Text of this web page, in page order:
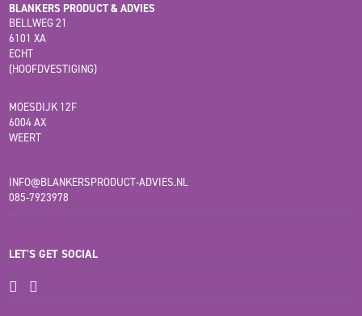
BLANKERS PRODUCT & ADVIES
BELLWEG 21
6101 XA
ECHT
(HOOFDVESTIGING)
MOESDIJK 12F
6004 AX
WEERT
INFO@BLANKERSPRODUCT-ADVIES.NL
085-7923978
LET'S GET SOCIAL